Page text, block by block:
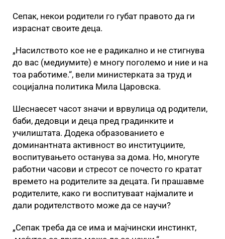
Сепак, некои родители го губат правото да ги
израснат своите деца.
„Насилството кое не е радикално и не стигнува
до вас (медиумите) е многу поголемо и ние и на
тоа работиме.“, вели министерката за труд и
социјална политика Мила Царовска.
Шеснаесет часот значи и врвулица од родители,
баби, дедовци и деца пред градинките и
училиштата. Додека образованието е
доминантната активност во институциите,
воспитувањето останува за дома. Но, многуте
работни часови и стресот се почесто го кратат
времето на родителите за децата. Ги прашавме
родителите, како ги воспитуваат најмалите и
дали родителството може да се научи?
„Сепак треба да се има и мајчински инстинкт,